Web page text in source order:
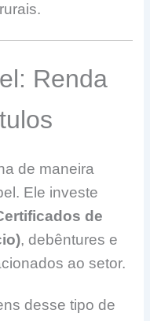
Renda
de maneira
Ele investe
de
, debêntures e
ao setor.
desse tipo de